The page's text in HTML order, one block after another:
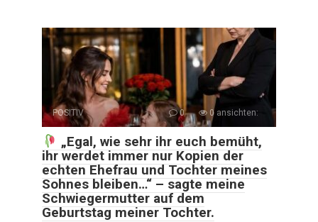
POSITIV 0 0 ansichten:
„Egal, wie sehr ihr euch bemüht,
ihr werdet immer nur Kopien der
echten Ehefrau und Tochter meines
Sohnes bleiben…“ – sagte meine
Schwiegermutter auf dem
Geburtstag meiner Tochter.